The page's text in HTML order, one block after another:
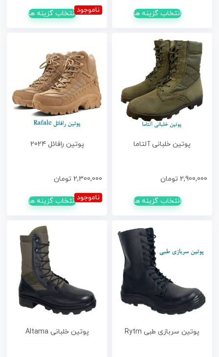
انتخاب گزینه ها ناموجودانتخاب گزینه ها
پوتین خلبانی آلتاما
2,900,000 تومان
انتخاب گزینه ها
پوتین رافائل 2024
2,300,000 تومان
ناموجودانتخاب گزینه ها
پوتین سربازی طبی Rytm پوتین خلبانی Altama